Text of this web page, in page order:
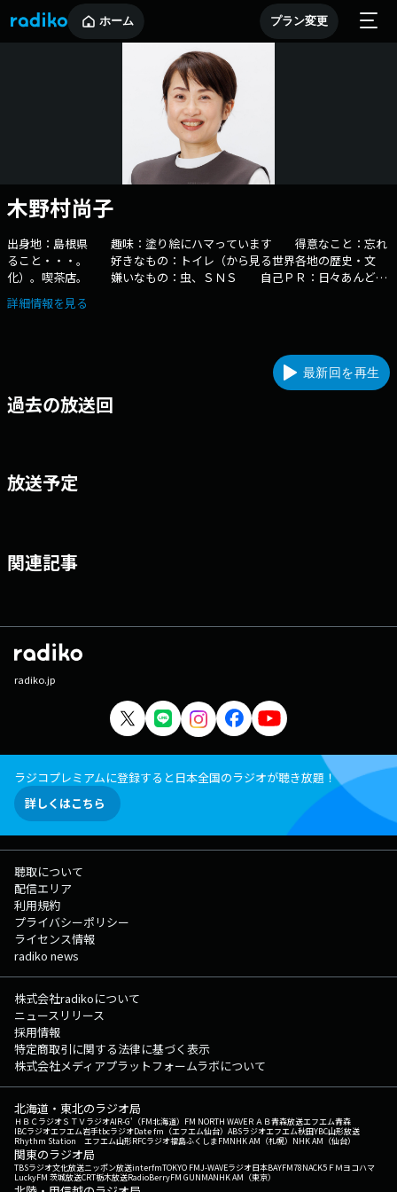
ホーム プラン変更
木野村尚子
出身地：島根県 趣味：塗り絵にハマっています 得意なこと：忘れ
ること・・・。 好きなもの：トイレ（から見る世界各地の歴史・文
化）。喫茶店。 嫌いなもの：虫、ＳＮＳ 自己ＰＲ：日々あんどん
のような明るさで。担当番組：「あさスタ」（金） 「アプデ」（木）
詳細情報を見る
最新回を再生
過去の放送回
放送予定
関連記事
radiko.jp
ラジコプレミアムに登録すると日本全国のラジオが聴き放題！
詳しくはこちら
聴取について
配信エリア
利用規約
プライバシーポリシー
ライセンス情報
radiko news
株式会社radikoについて
ニュースリリース
採用情報
特定商取引に関する法律に基づく表示
株式会社メディアプラットフォームラボについて
北海道・東北のラジオ局
ＨＢＣラジオＳＴＶラジオAIR-G'（FM北海道） FM NORTH WAVEＲＡＢ青森放送エフエム青森
IBCラジオエフエム岩手tbcラジオDate fm（エフエム仙台） ABSラジオエフエム秋田YBC山形放送
Rhythm Station エフエム山形RFCラジオ福島ふくしまFMNHK AM（札幌） NHK AM（仙台）
関東のラジオ局
TBSラジオ文化放送ニッポン放送interfmTOKYO FMJ-WAVEラジオ日本BAYFM78NACK5 ＦＭヨコハマ
LuckyFM 茨城放送CRT栃木放送RadioBerryFM GUNMANHK AM（東京）